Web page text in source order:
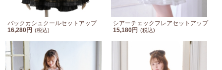
バックカシュクールセットアップ
16,280円
(税込)
シアーチェックフレアセットアップ
15,180円 (税込)